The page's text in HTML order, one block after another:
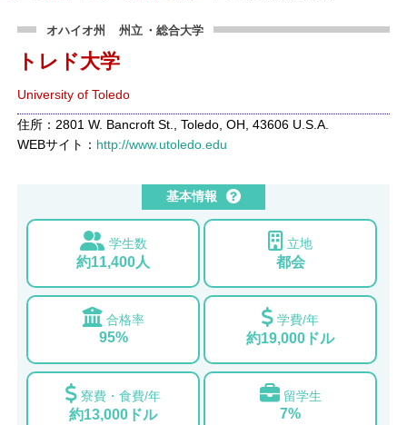
オハイオ州 州立 ・総合大学
トレド大学
University of Toledo
住所：2801 W. Bancroft St., Toledo, OH, 43606 U.S.A.
WEBサイト： http://www.utoledo.edu
基本情報
学生数
約11,400人
立地
都会
合格率
95%
学費/年
約19,000ドル
寮費・食費/年
約13,000ドル
留学生
7%